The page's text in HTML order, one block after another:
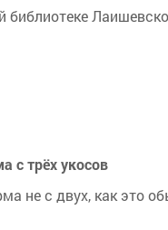
библиотеке
с трёх укосов
не с двух, как это